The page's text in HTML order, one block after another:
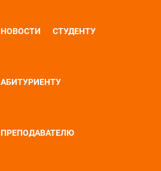
НОВОСТИ СТУДЕНТУ
АБИТУРИЕНТУ
ПРЕПОДАВАТЕЛЮ